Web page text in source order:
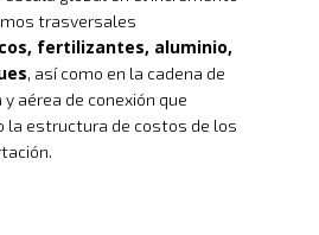
trasversales
fertilizantes, aluminio,
, así como en la cadena de
aérea de conexión que
la estructura de costos de los